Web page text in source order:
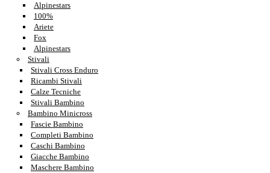
Alpinestars
100%
Ariete
Fox
Alpinestars
Stivali
Stivali Cross Enduro
Ricambi Stivali
Calze Tecniche
Stivali Bambino
Bambino Minicross
Fascie Bambino
Completi Bambino
Caschi Bambino
Giacche Bambino
Maschere Bambino